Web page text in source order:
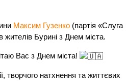
Максим Гузенко (партія «Слуга
жителів Бурині з Днем міста.
Вас з Днем міста!
творчого натхнення та життєвих